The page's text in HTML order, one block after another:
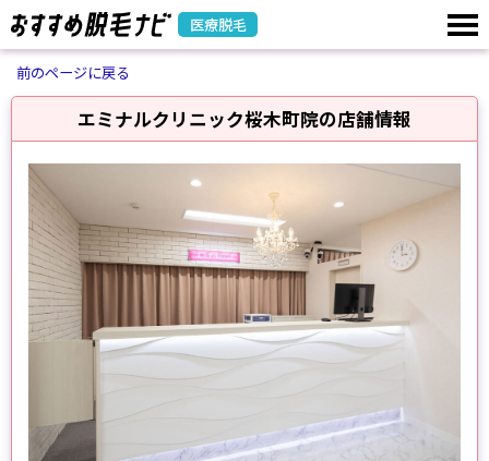
医療脱毛
前のページに戻る
エミナルクリニック桜木町院の店舗情報